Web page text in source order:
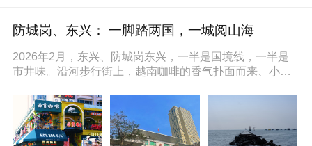
防城岗、东兴： 一脚踏两国，一城阅山海
2026年2月，东兴、防城岗东兴，一半是国境线，一半是
市井味。沿河步行街上，越南咖啡的香气扑面而来、小摊